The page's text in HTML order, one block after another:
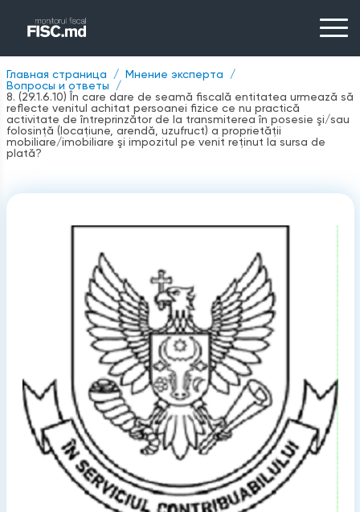
Главная страница
Мнение эксперта
Вопросы и ответы
8. (29.1.6.10) În care dare de seamă fiscală entitatea urmează să
reflecte venitul achitat persoanei fizice ce nu practică
activitate de întreprinzător de la transmiterea în posesie şi/sau
folosinţă (locaţiune, arendă, uzufruct) a proprietăţii
mobiliare/imobiliare şi impozitul pe venit reţinut la sursa de
plată?